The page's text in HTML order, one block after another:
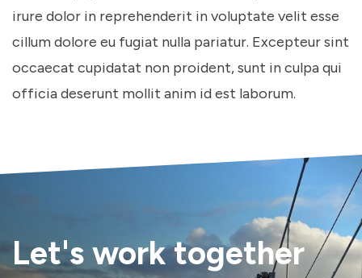
irure dolor in reprehenderit in voluptate velit esse
cillum dolore eu fugiat nulla pariatur. Excepteur sint
occaecat cupidatat non proident, sunt in culpa qui
officia deserunt mollit anim id est laborum.
Let's work together